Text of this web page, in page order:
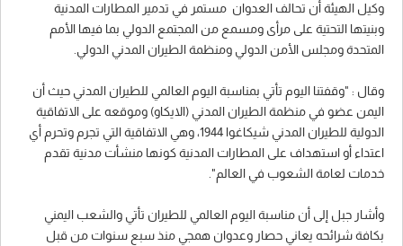
وكيل الهيئة أن تحالف العدوان مستمر في تدمير المطارات المدنية
وبنيتها التحتية على مرأى ومسمع من المجتمع الدولي بما فيها الأمم
المتحدة ومجلس الأمن الدولي ومنظمة الطيران المدني الدولي.
وقال : "وقفتنا اليوم تأتي بمناسبة اليوم العالمي للطيران المدني حيث أن
اليمن عضو في منظمة الطيران المدني (الايكاو) وموقعه على الاتفاقية
الدولية للطيران المدني شيكاغوا 1944، وهي الاتفاقية التي تجرم وتحرم أي
اعتداء أو استهداف على المطارات المدنية كونها منشأت مدنية تقدم
خدمات لعامة الشعوب في العالم".
وأشار جبل إلى أن مناسبة اليوم العالمي للطيران تأتي والشعب اليمني
بكافة شرائحه يعاني حصار وعدوان همجي منذ سبع سنوات من قبل